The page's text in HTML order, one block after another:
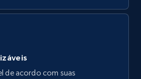
Product rating, Product
and more.
de acordo com suas